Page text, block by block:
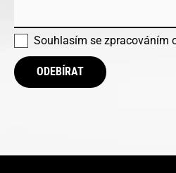
Souhlasím se zpracováním
ODEBÍRAT